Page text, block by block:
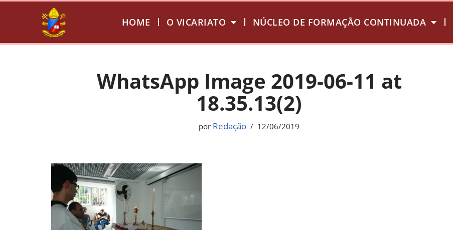
para
HOME O VICARIATO NÚCLEO DE FORMAÇÃO CONTINUADA
WhatsApp Image 2019-06-11 at
18.35.13(2)
por Redação 12/06/2019